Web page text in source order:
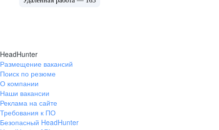
HeadHunter
Размещение вакансий
Поиск по резюме
О компании
Наши вакансии
Реклама на сайте
Требования к ПО
Безопасный HeadHunter